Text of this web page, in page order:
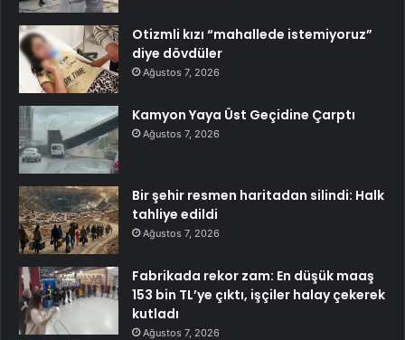
Otizmli kızı “mahallede istemiyoruz”
diye dövdüler
Ağustos 7, 2026
Kamyon Yaya Üst Geçidine Çarptı
Ağustos 7, 2026
Bir şehir resmen haritadan silindi: Halk
tahliye edildi
Ağustos 7, 2026
Fabrikada rekor zam: En düşük maaş
153 bin TL’ye çıktı, işçiler halay çekerek
kutladı
Ağustos 7, 2026